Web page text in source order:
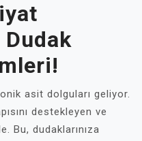
asit dolguları geliyor.
destekleyen ve
Bu, dudaklarınıza